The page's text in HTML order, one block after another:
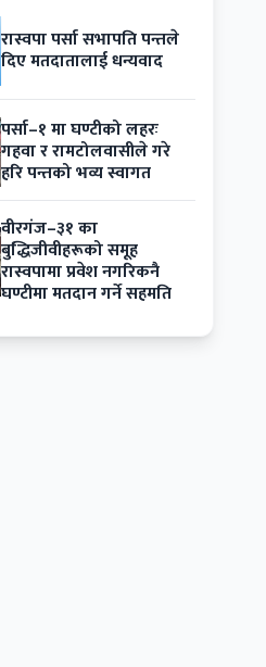
रास्वपा पर्सा सभापति पन्तले
दिए मतदातालाई धन्यवाद
पर्सा–१ मा घण्टीको लहरः
गहवा र रामटोलवासीले गरे
हरि पन्तको भव्य स्वागत
वीरगंज–३१ का
बुद्धिजीवीहरूको समूह
रास्वपामा प्रवेश नगरिकनै
घण्टीमा मतदान गर्ने सहमति